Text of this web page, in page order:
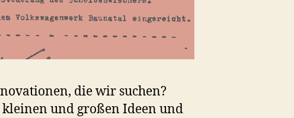
die wir suchen?
und großen Ideen und